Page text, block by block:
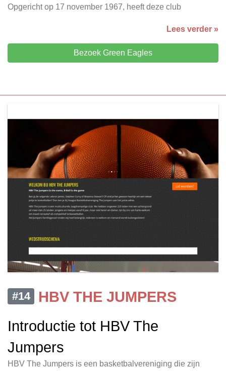
Opgericht op 17 november 1967, heeft deze club
Lees verder »
Bezoek Green Eagles
#14
HBV THE JUMPERS
Introductie tot HBV The
Jumpers
HBV The Jumpers is een basketbalvereniging die zijn